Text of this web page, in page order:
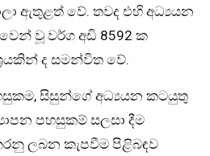
ඇතුළත් වේ. තවද එහි අධ්‍යයන
වූ වර්ග අඩි 8592 ක
ද සමන්විත වේ.
සිසුන්ගේ අධ්‍යයන කටයුතු
පහසුකම් සලසා දීම
ලබන කැපවීම පිළිබඳව